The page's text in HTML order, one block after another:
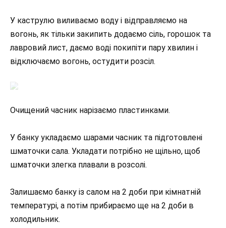
У каструлю виливаємо воду і відправляємо на
вогонь, як тільки закипить додаємо сіль, горошок та
лавровий лист, даємо воді покипіти пару хвилин і
відключаємо вогонь, остудити розсіл.
Очищений часник нарізаємо пластинками.
У банку укладаємо шарами часник та підготовлені
шматочки сала. Укладати потрібно не щільно, щоб
шматочки злегка плавали в розсолі.
Залишаємо банку із салом на 2 доби при кімнатній
температурі, а потім прибираємо ще на 2 доби в
холодильник.